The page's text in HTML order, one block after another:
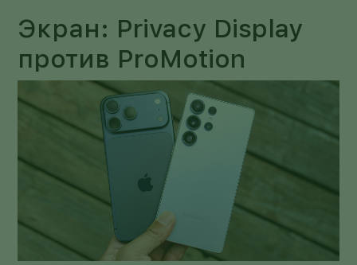
Экран: Privacy Display
против ProMotion